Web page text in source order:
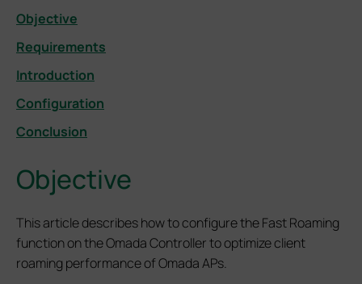
Objective
Requirements
Introduction
Configuration
Conclusion
Objective
This article describes how to configure the Fast Roaming
function on the Omada Controller to optimize client
roaming performance of Omada APs.